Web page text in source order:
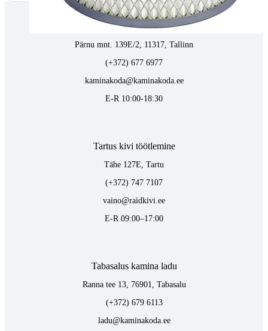
Tallinnas kaminasalong
Pärnu mnt. 139E/2, 11317, Tallinn
(+372) 677 6977
kaminakoda@kaminakoda.ee
E-R 10:00-18:30
Tartus kivi töötlemine
Tähe 127E, Tartu
(+372) 747 7107
vaino@raidkivi.ee
E-R 09:00–17:00
Tabasalus kamina ladu
Ranna tee 13, 76901, Tabasalu
(+372) 679 6113
ladu@kaminakoda.ee